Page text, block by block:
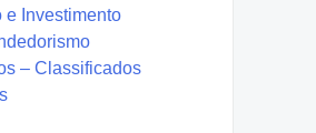
e Investimento
– Classificados